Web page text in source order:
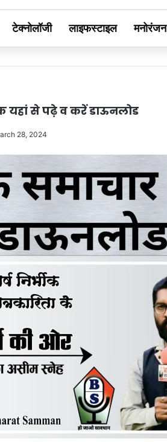
टेक्नोलॉजी लाइफस्टाइल मनोरंजन
यहां से पढ़े व करें डाऊनलोड
28, 2024